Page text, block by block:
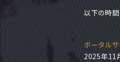
以下の時間
ポータルサ
2025年11